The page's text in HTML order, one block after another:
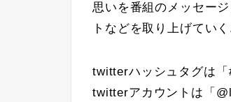
思いを番組のメッセー
トなどを取り上げてい
twitterハッシュタグは「
twitterアカウントは「